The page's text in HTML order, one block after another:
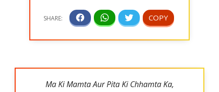
Ma Ki Mamta Aur Pita Ki Chhamta Ka,